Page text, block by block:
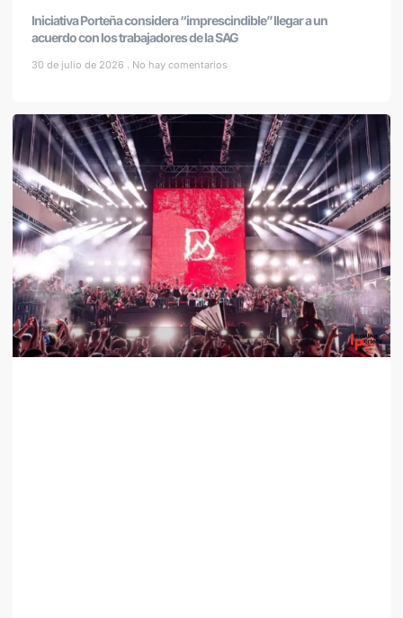
Iniciativa Porteña considera “imprescindible” llegar a un
acuerdo con los trabajadores de la SAG
30 de julio de 2026 No hay comentarios